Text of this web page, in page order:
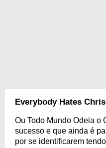
Everybody Hates Chris
Ou Todo Mundo Odeia o
sucesso e que ainda é
por se identificarem